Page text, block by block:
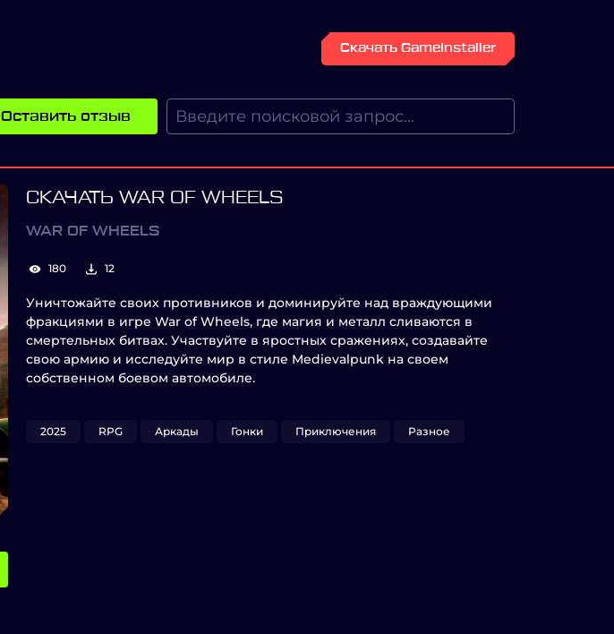
Скачать GameInstaller
Оставить отзыв
СКАЧАТЬ WAR OF WHEELS
WAR OF WHEELS
180 12
Уничтожайте своих противников и доминируйте над враждующими
фракциями в игре War of Wheels, где магия и металл сливаются в
смертельных битвах. Участвуйте в яростных сражениях, создавайте
свою армию и исследуйте мир в стиле Medievalpunk на своем
собственном боевом автомобиле.
2025 RPG Аркады Гонки Приключения Разное